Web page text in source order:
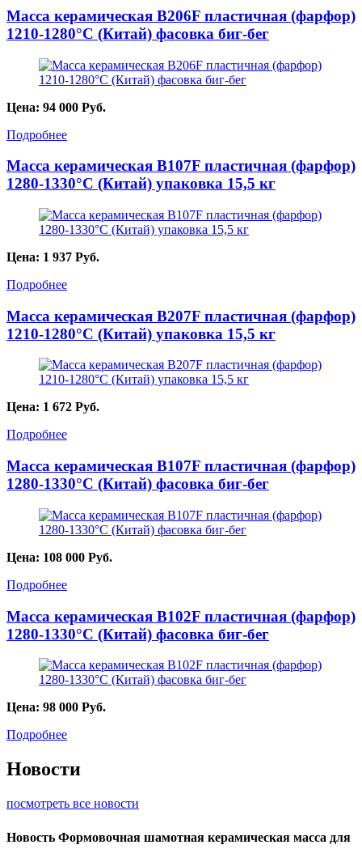
Масса керамическая B206F пластичная (фарфор)
1210-1280°С (Китай) фасовка биг-бег
Цена: 94 000 Руб.
Подробнее
Масса керамическая B107F пластичная (фарфор)
1280-1330°С (Китай) упаковка 15,5 кг
Цена: 1 937 Руб.
Подробнее
Масса керамическая B207F пластичная (фарфор)
1210-1280°С (Китай) упаковка 15,5 кг
Цена: 1 672 Руб.
Подробнее
Масса керамическая B107F пластичная (фарфор)
1280-1330°С (Китай) фасовка биг-бег
Цена: 108 000 Руб.
Подробнее
Масса керамическая B102F пластичная (фарфор)
1280-1330°С (Китай) фасовка биг-бег
Цена: 98 000 Руб.
Подробнее
Новости
посмотреть все новости
Новость Формовочная шамотная керамическая масса для